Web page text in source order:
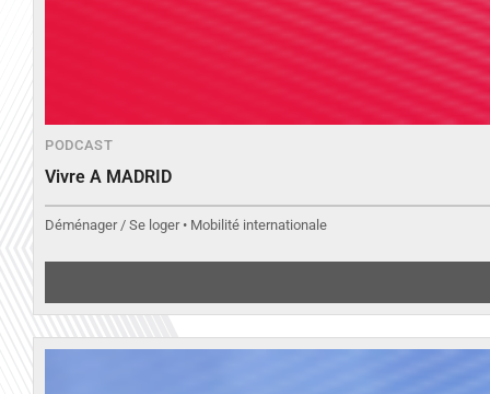
PODCAST
Vivre A MADRID
Déménager / Se loger • Mobilité internationale